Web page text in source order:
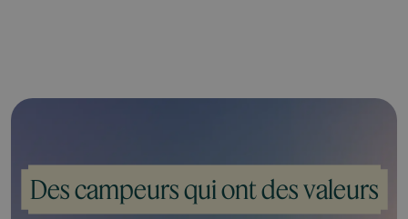
Des campeurs qui ont des valeurs